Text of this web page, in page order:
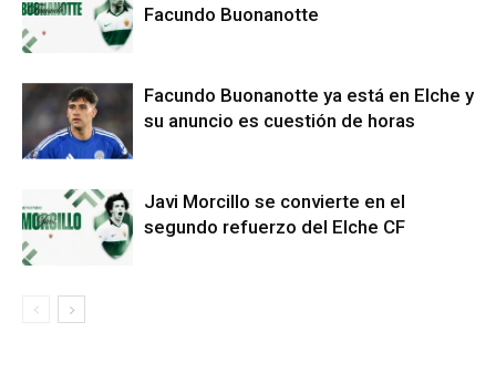
Facundo Buonanotte
Facundo Buonanotte ya está en Elche y
su anuncio es cuestión de horas
Javi Morcillo se convierte en el
segundo refuerzo del Elche CF